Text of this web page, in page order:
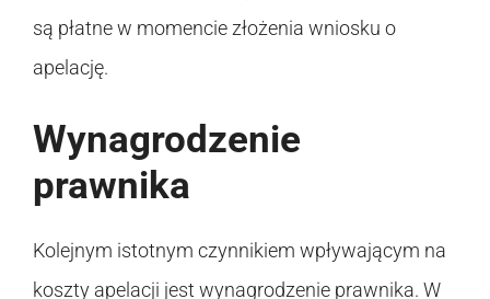
są płatne w momencie złożenia wniosku o
apelację.
Wynagrodzenie
prawnika
Kolejnym istotnym czynnikiem wpływającym na
koszty apelacji jest wynagrodzenie prawnika. W